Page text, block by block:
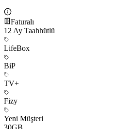
Faturalı
12 Ay Taahhütlü
LifeBox
BiP
TV+
Fizy
Yeni Müşteri
30GB